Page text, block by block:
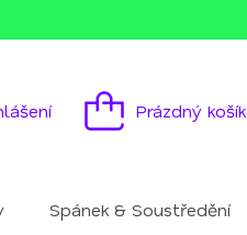
Nákupní
Prázdný košík
Spánek & Soustředění